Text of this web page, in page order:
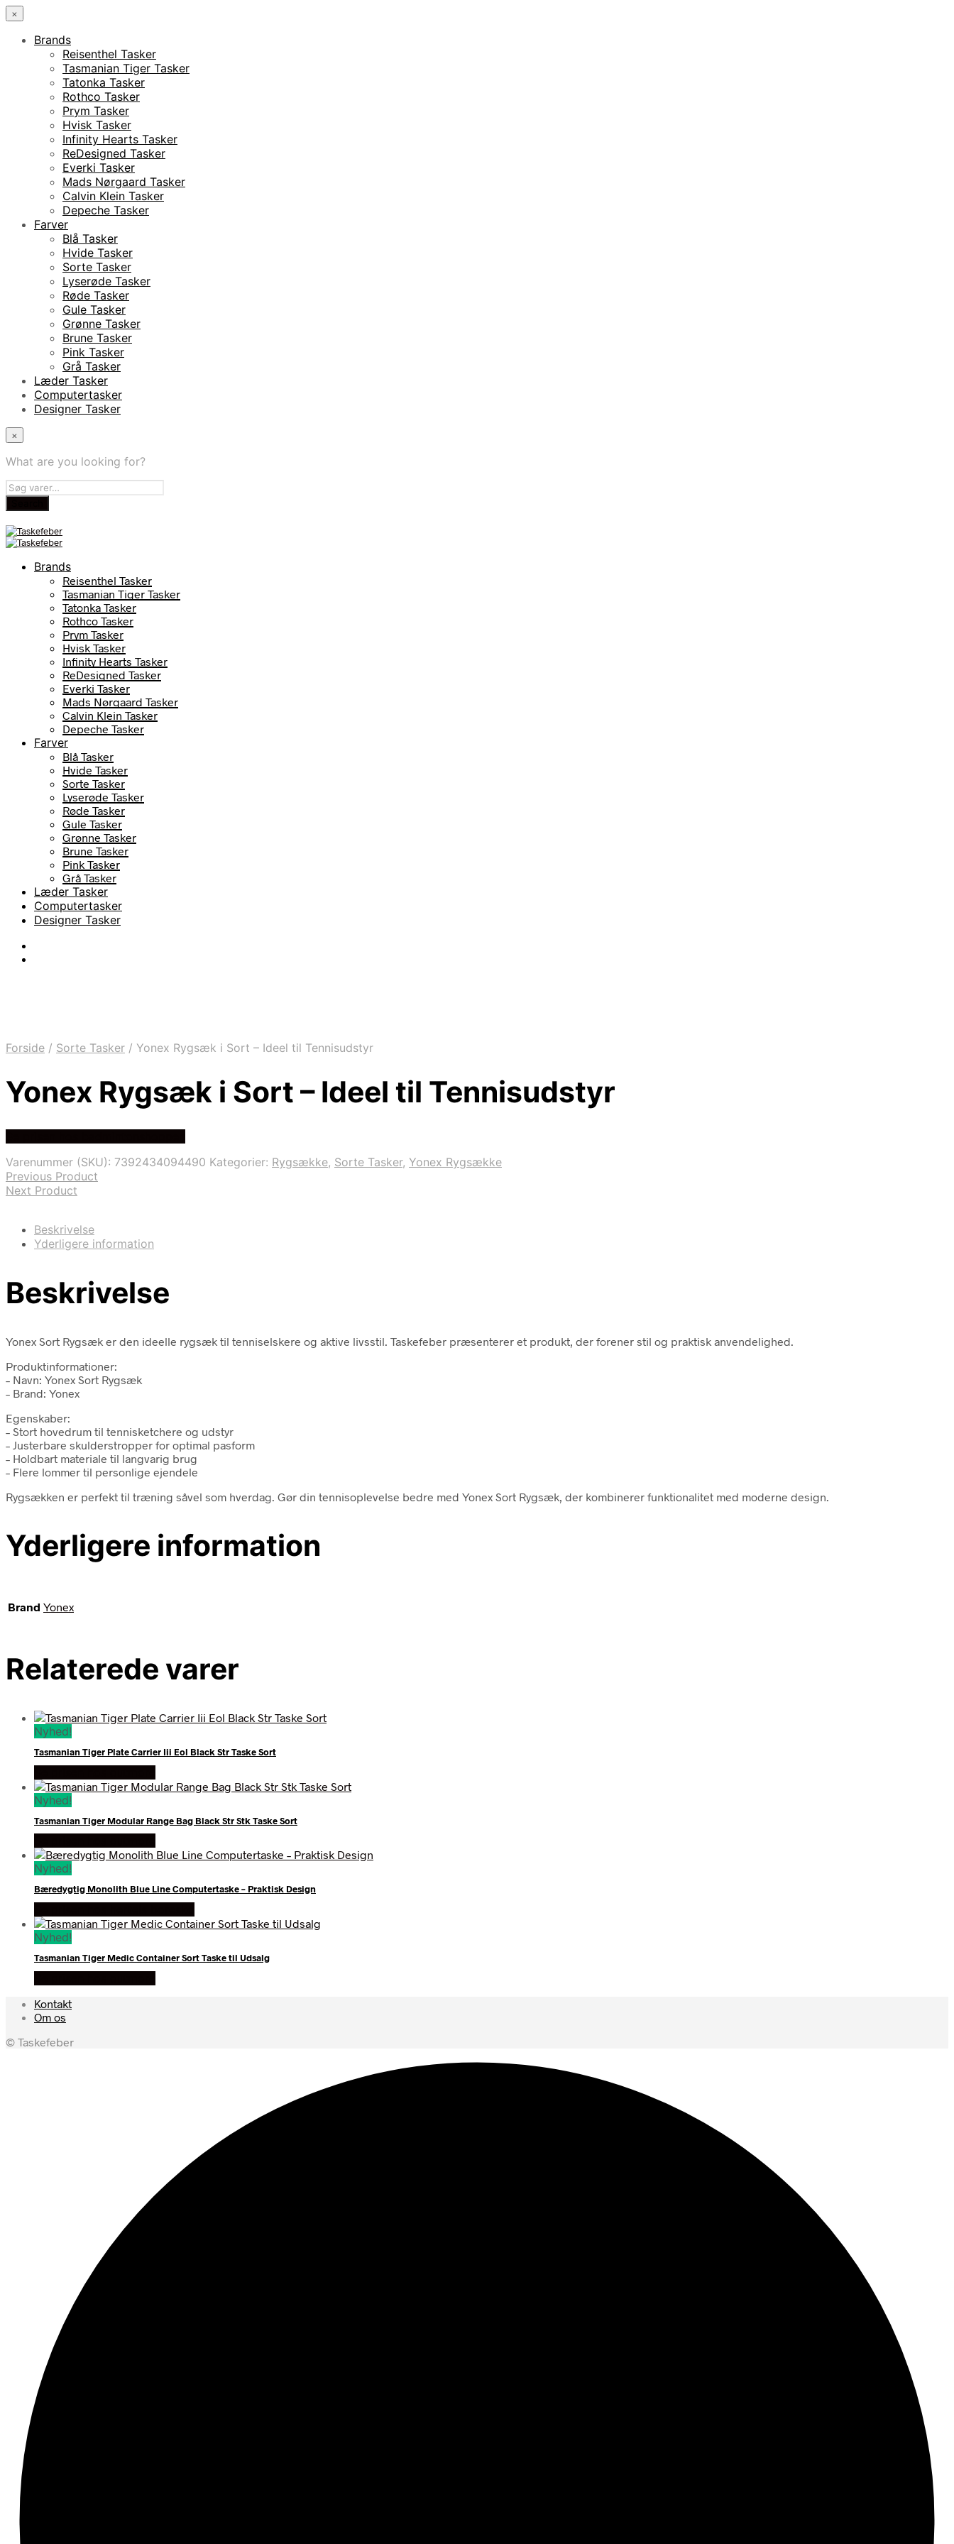
×
Brands
Reisenthel Tasker
Tasmanian Tiger Tasker
Tatonka Tasker
Rothco Tasker
Prym Tasker
Hvisk Tasker
Infinity Hearts Tasker
ReDesigned Tasker
Everki Tasker
Mads Nørgaard Tasker
Calvin Klein Tasker
Depeche Tasker
Farver
Blå Tasker
Hvide Tasker
Sorte Tasker
Lyserøde Tasker
Røde Tasker
Gule Tasker
Grønne Tasker
Brune Tasker
Pink Tasker
Grå Tasker
Læder Tasker
Computertasker
Designer Tasker
×
What are you looking for?
Brands
Reisenthel Tasker
Tasmanian Tiger Tasker
Tatonka Tasker
Rothco Tasker
Prym Tasker
Hvisk Tasker
Infinity Hearts Tasker
ReDesigned Tasker
Everki Tasker
Mads Nørgaard Tasker
Calvin Klein Tasker
Depeche Tasker
Farver
Blå Tasker
Hvide Tasker
Sorte Tasker
Lyserøde Tasker
Røde Tasker
Gule Tasker
Grønne Tasker
Brune Tasker
Pink Tasker
Grå Tasker
Læder Tasker
Computertasker
Designer Tasker
Forside / Sorte Tasker / Yonex Rygsæk i Sort – Ideel til Tennisudstyr
Yonex Rygsæk i Sort – Ideel til Tennisudstyr
Varenummer (SKU): 7392434094490 Kategorier: Rygsække, Sorte Tasker, Yonex Rygsække
Previous Product
Next Product
Beskrivelse
Yderligere information
Beskrivelse
Yonex Sort Rygsæk er den ideelle rygsæk til tenniselskere og aktive livsstil. Taskefeber præsenterer et produkt, der forener stil og praktisk anvendelighed.
Produktinformationer:
– Navn: Yonex Sort Rygsæk
– Brand: Yonex
Egenskaber:
– Stort hovedrum til tennisketchere og udstyr
– Justerbare skulderstropper for optimal pasform
– Holdbart materiale til langvarig brug
– Flere lommer til personlige ejendele
Rygsækken er perfekt til træning såvel som hverdag. Gør din tennisoplevelse bedre med Yonex Sort Rygsæk, der kombinerer funktionalitet med moderne design.
Yderligere information
Brand Yonex
Relaterede varer
Nyhed!
Tasmanian Tiger Plate Carrier Iii Eol Black Str Taske Sort
Nyhed!
Tasmanian Tiger Modular Range Bag Black Str Stk Taske Sort
Nyhed!
Bæredygtig Monolith Blue Line Computertaske – Praktisk Design
Nyhed!
Tasmanian Tiger Medic Container Sort Taske til Udsalg
Kontakt
Om os
© Taskefeber